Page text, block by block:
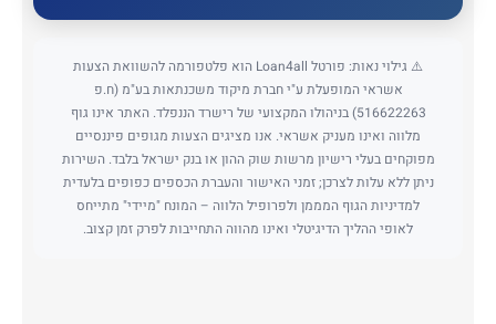
⚠️ גילוי נאות: פורטל Loan4all הוא פלטפורמה להשוואת הצעות
אשראי המופעלת ע"י חברת מיקוד משכנתאות בע"מ (ח.פ
516622263) בניהולו המקצועי של רישרד הננפלד. האתר אינו גוף
מלווה ואינו מעניק אשראי. אנו מציגים הצעות מגופים פיננסיים
מפוקחים בעלי רישיון מרשות שוק ההון או בנק ישראל בלבד. השירות
ניתן ללא עלות לצרכן; זמני האישור והעברת הכספים כפופים בלעדית
למדיניות הגוף המממן ולפרופיל הלווה – המונח "מיידי" מתייחס
לאופי ההליך הדיגיטלי ואינו מהווה התחייבות לפרק זמן קצוב.